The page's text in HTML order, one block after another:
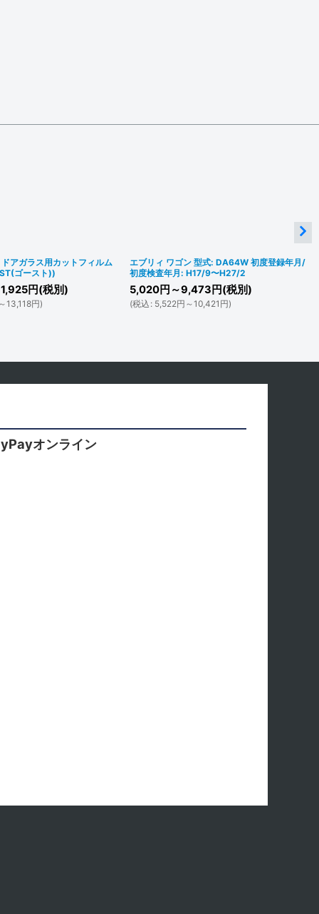
アガラス用カットフィルム
ゴースト))
円(税別)
13,118円)
エブリィ ワゴン 型式: DA64W 初度登録年月/
初度検査年月: H17/9〜H27/2
5,020円 ～9,473 円(税別)
(税込 : 5,522円 ～10,421 円)
オンライン